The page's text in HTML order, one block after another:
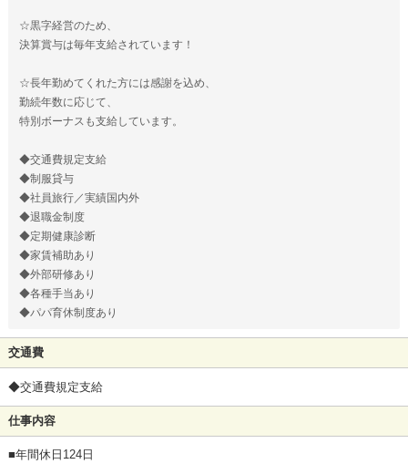
☆黒字経営のため、
決算賞与は毎年支給されています！
☆長年勤めてくれた方には感謝を込め、
勤続年数に応じて、
特別ボーナスも支給しています。
◆交通費規定支給
◆制服貸与
◆社員旅行／実績国内外
◆退職金制度
◆定期健康診断
◆家賃補助あり
◆外部研修あり
◆各種手当あり
◆パパ育休制度あり
交通費
◆交通費規定支給
仕事内容
■年間休日124日